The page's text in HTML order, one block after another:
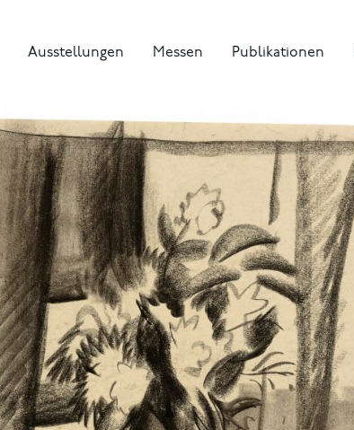
Ausstellungen Messen Publikationen